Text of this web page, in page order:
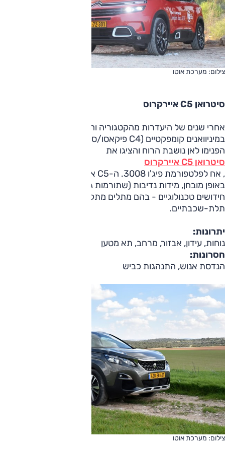
צילום: מערכת אוטו
סיטרואן C5 איירקרוס
אחרי שנים של היעדרות מהקטגוריה והתמקדות בעיקר
במיניוואנים קומפקטיים (C4 פיקאסו/ספייסטורר), הצרפתים
הפנימו לאן נושבת הרוח והציגו את
סיטרואן C5 איירקרוס
, אח לפלטפורמת פיג'ו 3008. ה-C5 איירקרוס מציע עיצוב שונה
באופן מובחן, מידות נדיבות (שתורמות גם למרווח מרשים) וכמה
חידושים טכנולוגיים - בהם מתלים מתקדמים ומושבים
תלת-שכבתיים.
יתרונות:
נוחות, עידון, אבזור, מרחב, תא מטען
חסרונות:
הנדסת אנוש, התנהגות כביש
צילום: מערכת אוטו